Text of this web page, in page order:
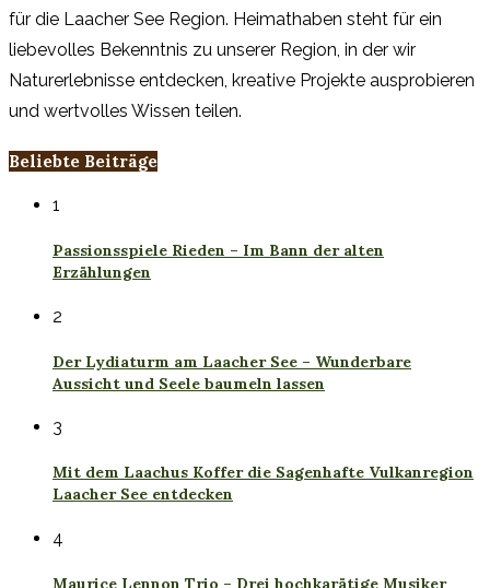
für die Laacher See Region. Heimathaben steht für ein
liebevolles Bekenntnis zu unserer Region, in der wir
Naturerlebnisse entdecken, kreative Projekte ausprobieren
und wertvolles Wissen teilen.
Beliebte Beiträge
1
Passionsspiele Rieden – Im Bann der alten
Erzählungen
2
Der Lydiaturm am Laacher See – Wunderbare
Aussicht und Seele baumeln lassen
3
Mit dem Laachus Koffer die Sagenhafte Vulkanregion
Laacher See entdecken
4
Maurice Lennon Trio – Drei hochkarätige Musiker